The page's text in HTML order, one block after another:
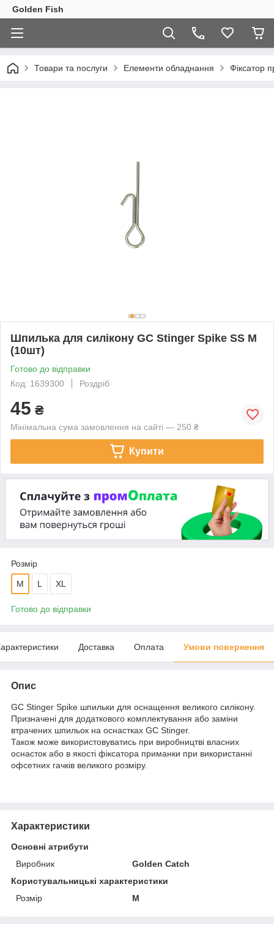
Golden Fish
Товари та послуги Елементи обладнання Фіксатор
Шпилька для силікону GC Stinger Spike SS M
(10шт)
Готово до відправки
Код: 1639300
Роздріб
45 ₴
Мінімальна сума замовлення на сайті — 250 ₴
Купити
Розмір
M L XL
Готово до відправки
Доставка Оплата Умови повернення
Опис
GC Stinger Spike шпильки для оснащення великого силікону.
Призначені для додаткового комплектування або заміни
втрачених шпильок на оснастках GC Stinger.
Також може використовуватись при виробництві власних
оснасток або в якості фіксатора приманки при використанні
офсетних гачків великого розміру.
Характеристики
Основні атрибути
Виробник
Golden Catch
Користувальницькі характеристики
Розмір
M